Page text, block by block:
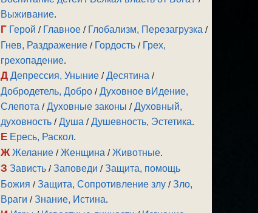
Выживание.
Г Герой / Главное / Глобализм, Перезагрузка /
Гнев, Раздражение / Гордость / Грех,
грехопадение.
Д Депрессия, Уныние /Десятина /
Добродетель, Добро /Духовное вИдение,
Слепота /Духовные законы /Духовный,
духовность /Душа /Душевность, Эстетика.
Е Ересь, Раскол.
Ж Желание /Женщина /Животные.
З Зависть /Заповеди /Защита, помощь
Божия /Защита, Сопротивление злу /Зло,
Враги /Знание, Истина.